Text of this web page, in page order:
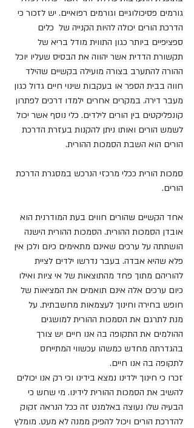
גורמים פסיכולוגיים וגורמים רפואיים. יש לזכור כי
הדרכת הורים יכולה להיות הקנייה של  כלים
ספציפיים ביותר כגון התווית מודל בריא של
תקשורת הדדית אשר יהווה את הבסיס שעליו יוכל
ההורה להתערב בצורה מועילה בקשיים שהילד
חווה בבית הספר או בעקבות שינוי חיים גדול כגון
מעבר דירה. במקרים אחרים ילמדו דרכים לפתרון
קונפליקטים בין הורים לילדים. כלי נוסף אשר יכול
לשמש הורים ואותו ניתן להקנות בעזרת הדרכת
הורים הוא השבת הסמכות ההורית.
סמכות הורית ככלי מרכזי הנרכש במסגרת הדרכת
הורים.
אחד הקשיים שהורים חווים בעת המודרנית הוא
אובדן הסמכות ההורית. הסמכות ההורית הישנה
הושתתה על ערכים שאינם מתאימים כיום ולכן אין
פלא שהיא אבדה. בעבר נדרשו ילדים לציית
להוריהם מתוך פחד מהתוצאות של אי ציות ואילו
כיום ערכים אלה אינם תואמים את המציאות של
חופש בחירה וחינוך לעצמאות מחשבתית. על
מנת לתרגם את הסמכות ההורית למושגים
ההולמים את התקופה בה אנו חיים יש צורך
בהגדרתה מחדש כמשהו עכשווי המתייחס
לתקופה בה אנו חיים.
זכרו כי חינוך ילדינו נמצא בידינו וכי רק אנו יכולים
להשיב את הסמכות ההורית לידינו. מי שחש כי
הבעיה שלו נעוצה באלמנט זה ככל הנראה זקוק
להדרכת הורים ויכול להפיק ממנה לא מעט. מומלץ